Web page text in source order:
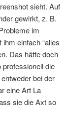
sieht. Auf
gewirkt, z. B.
im
einfach “alles
Das hätte doch
die
bei der
eine Art La
sie die Axt so